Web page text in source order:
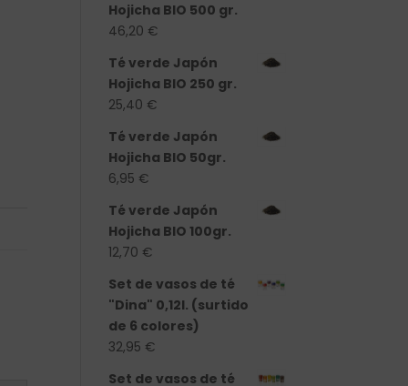
Hojicha BIO 500 gr.
46,20 €
Té verde Japón
Hojicha BIO 250 gr.
25,40 €
Té verde Japón
Hojicha BIO 50gr.
6,95 €
Té verde Japón
Hojicha BIO 100gr.
12,70 €
Set de vasos de té
"Dina" 0,12l. (surtido
de 6 colores)
32,95 €
Set de vasos de té